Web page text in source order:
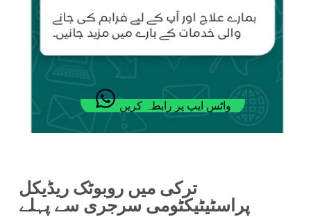
واٹس ایپ پر رابطہ کریں
ترکی میں روبوٹک ریڈیکل
پراسٹیٹیکٹومی سرجری سے پہلے